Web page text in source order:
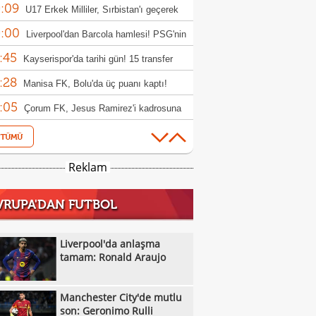
U17 Erkek Milliler, Sırbistan'ı geçerek
yükseldi!Liverpool'dan Barcola hamlesi! PSG'nin
dudak uçuklattı
Kayserispor'da tarihi gün! 15 transfer
Manisa FK, Bolu'da üç puanı kaptı!
Çorum FK, Jesus Ramirez'i kadrosuna
Fisnik Asllani'nin Leipzig'e transferi son
iptal oldu!
Erzurumspor, Ebosele ile anlaştı!
Fenerbahçe'ye müjdeli haber: Romelu
Manchester City'de mutlu son: Geronimo
Kıvanç Taşyaran ve Buğra Ünal, Avrupa
finale yükseldi
Altay, Tuna Üzümcü ile topbaşı yaptı
Reklam
FUTBOL
Liverpool'da anlaşma
tamam: Ronald Araujo
Manchester City'de mutlu
son: Geronimo Rulli